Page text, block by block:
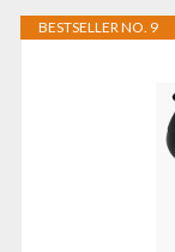
BESTSELLER NO. 9